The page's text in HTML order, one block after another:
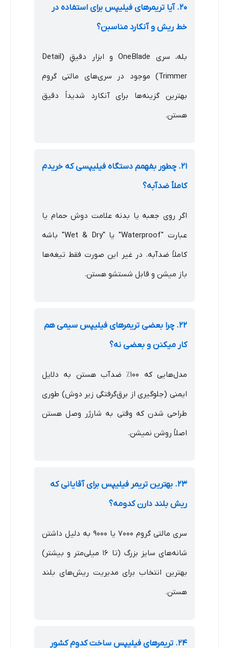
۲۰. آیا تریمرهای فیلیپس برای استفاده در
خط ریش و آنکارد مناسبن؟
بله، سری OneBlade و ابزار دقیقِ (Detail
Trimmer) موجود در سری‌های مالتی گروم
بهترین گزینه‌ها برای آنکارد شدیداً دقیق
هستن.
۲۱. چطور بفهمم دستگاه فیلیپسی که خریدم
کاملاً ضدآبه؟
اگر روی جعبه یا بدنه علامت دوش حمام یا
عبارت "Waterproof" یا "Wet & Dry" باشه
کاملاً ضدآبه. در غیر این صورت فقط تیغه‌ها
باز میشن و قابل شستشو هستن.
۲۲. چرا بعضی تریمرهای فیلیپس سیمی هم
کار میکنن و بعضی نه؟
مدل‌هایی که ۱۰۰٪ ضدآب هستن به دلایل
ایمنی (جلوگیری از برق‌گرفتگی زیر دوش) طوری
طراحی شدن که وقتی به شارژر وصل هستن
اصلاً روشن نمیشن.
۲۳. بهترین تریمر فیلیپس برای آقایانی که
ریش بلند دارن کدومه؟
سری مالتی گروم ۷۰۰۰ یا ۹۰۰۰ به دلیل داشتن
شانه‌های سایز بزرگ (تا ۱۶ میلی‌متر و بیشتر)
بهترین انتخاب برای مدیریت ریش‌های بلند
هستن.
۲۴. تریمرهای فیلیپس ساخت کدوم کشور